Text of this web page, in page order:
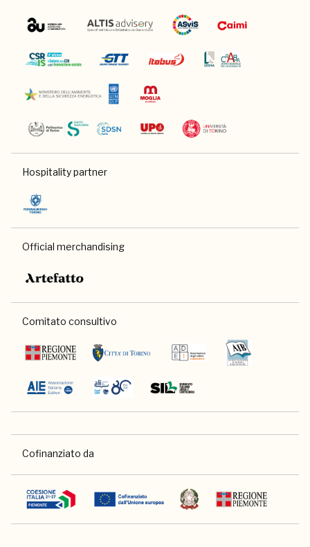
Hospitality partner
Official merchandising
Comitato consultivo
Cofinanziato da